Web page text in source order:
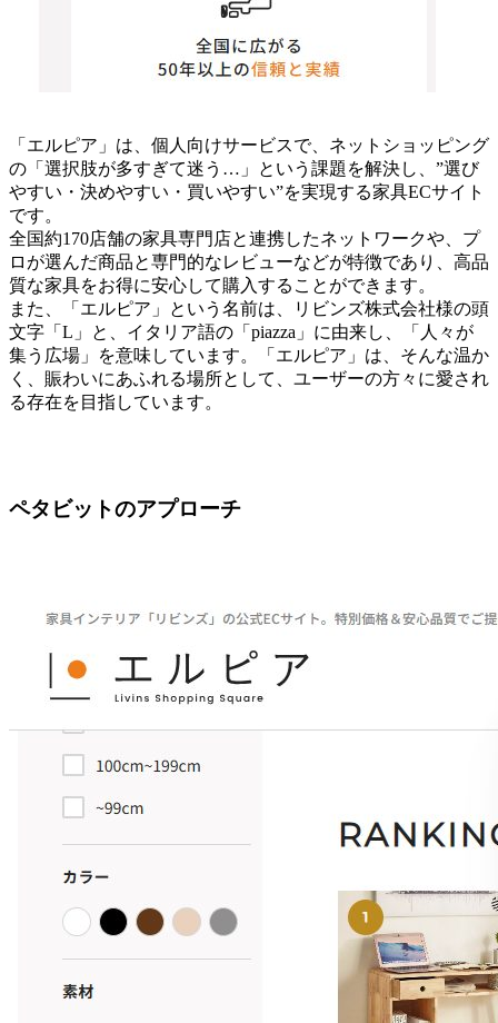
「エルピア」は、個人向けサービスで、ネットショッピング
の「選択肢が多すぎて迷う…」という課題を解決し、”選び
やすい・決めやすい・買いやすい”を実現する家具ECサイト
です。
全国約170店舗の家具専門店と連携したネットワークや、プ
ロが選んだ商品と専門的なレビューなどが特徴であり、高品
質な家具をお得に安心して購入することができます。
また、「エルピア」という名前は、リビンズ株式会社様の頭
文字「L」と、イタリア語の「piazza」に由来し、「人々が
集う広場」を意味しています。「エルピア」は、そんな温か
く、賑わいにあふれる場所として、ユーザーの方々に愛され
る存在を目指しています。
ペタビットのアプローチ